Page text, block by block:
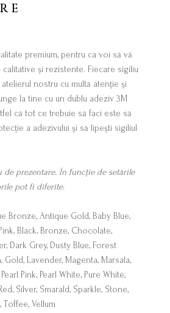
premium, pentru ca voi să vă
și rezistente. Fiecare sigiliu
nostru cu multă atenție și
la tine cu un dublu adeziv 3M
că tot ce trebuie să faci este să
a adezivului și să lipești sigiliul
prezentare. În funcție de setările
pot fi diferite.
Bronze, Antique Gold, Baby Blue,
Black, Bronze, Chocolate,
Dark Grey, Dusty Blue, Forest
Gold, Lavender, Magenta, Marsala,
Pink, Pearl White, Pure White,
Silver, Smarald, Sparkle, Stone,
Toffee, Vellum